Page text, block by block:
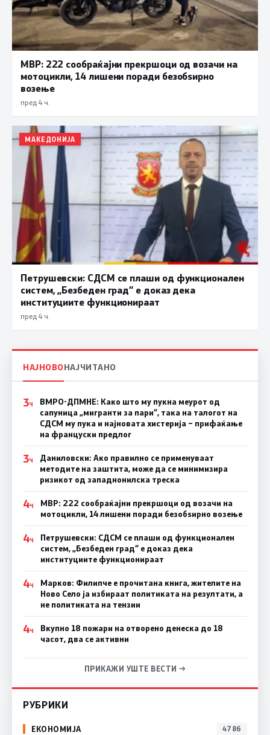
МВР: 222 сообраќајни прекршоци од возачи на
мотоцикли, 14 лишени поради безобѕирно
возење
пред 4 ч.
МАКЕДОНИЈА
Петрушевски: СДСМ се плаши од функционален
систем, „Безбеден град“ е доказ дека
институциите функционираат
пред 4 ч.
НАЈНОВОНАЈЧИТАНО
3Ч
ВМРО-ДПМНЕ: Како што му пукна меурот од
сапуница „мигранти за пари“, така на талогот на
СДСМ му пука и најновата хистерија – прифаќање
на француски предлог
3Ч
Даниловски: Ако правилно се применуваат
методите на заштита, може да се минимизира
ризикот од западнонилска треска
4Ч
МВР: 222 сообраќајни прекршоци од возачи на
мотоцикли, 14 лишени поради безобѕирно возење
4Ч
Петрушевски: СДСМ се плаши од функционален
систем, „Безбеден град“ е доказ дека
институциите функционираат
4Ч
Марков: Филипче е прочитана книга, жителите на
Ново Село ја избираат политиката на резултати, а
не политиката на тензии
4Ч
Вкупно 18 пожари на отворено денеска до 18
часот, два се активни
ПРИКАЖИ УШТЕ ВЕСТИ →
РУБРИКИ
ЕКОНОМИЈА 4786